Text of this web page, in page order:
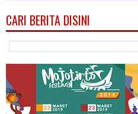
CARI BERITA DISINI